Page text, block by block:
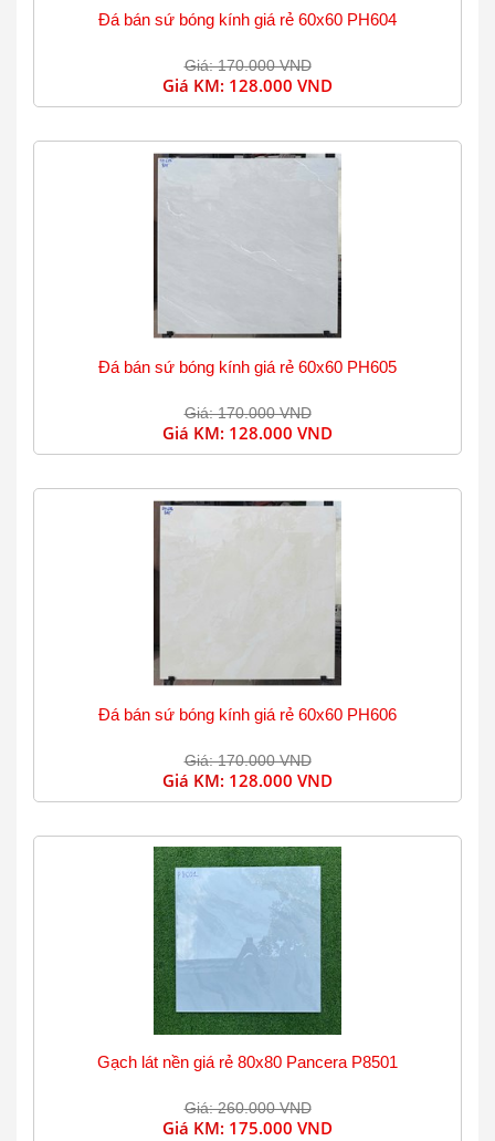
Đá bán sứ bóng kính giá rẻ 60x60 PH604
Giá: 170.000 VND
Giá KM: 128.000 VND
Đá bán sứ bóng kính giá rẻ 60x60 PH605
Giá: 170.000 VND
Giá KM: 128.000 VND
Đá bán sứ bóng kính giá rẻ 60x60 PH606
Giá: 170.000 VND
Giá KM: 128.000 VND
Gạch lát nền giá rẻ 80x80 Pancera P8501
Giá: 260.000 VND
Giá KM: 175.000 VND